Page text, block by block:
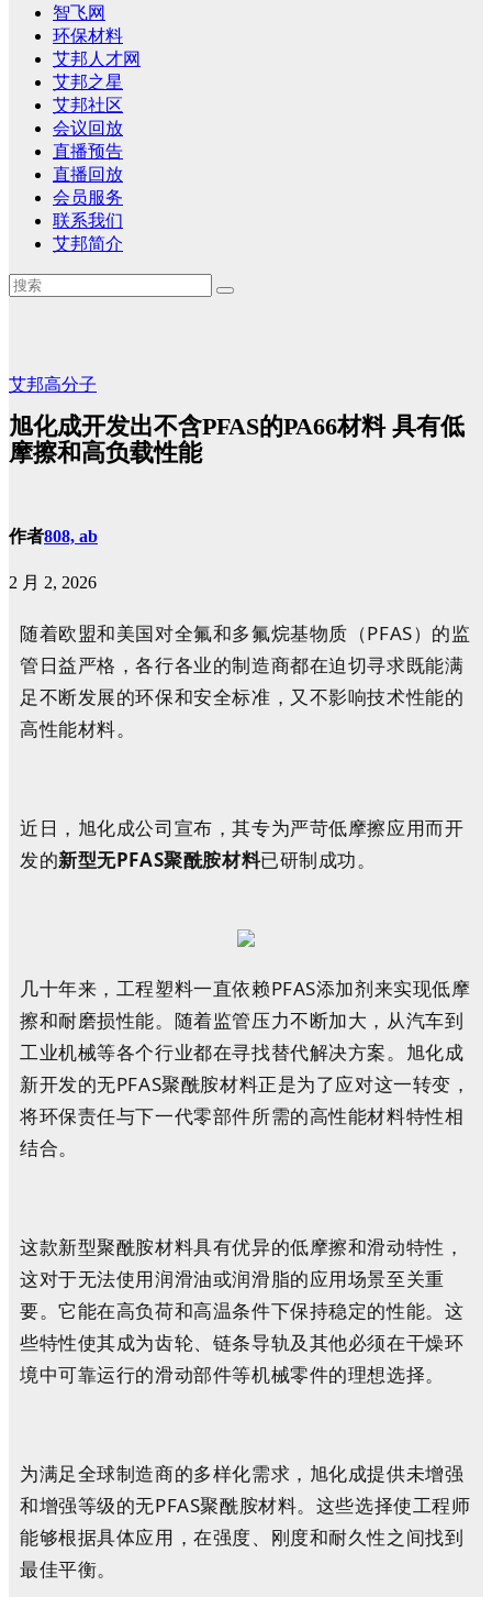
智飞网
环保材料
艾邦人才网
艾邦之星
艾邦社区
会议回放
直播预告
直播回放
会员服务
联系我们
艾邦简介
艾邦高分子
旭化成开发出不含PFAS的PA66材料 具有低
摩擦和高负载性能
作者808, ab
2 月 2, 2026
随着欧盟和美国对全氟和多氟烷基物质（PFAS）的监
管日益严格，各行各业的制造商都在迫切寻求既能满
足不断发展的环保和安全标准，又不影响技术性能的
高性能材料。
近日，旭化成公司宣布，其专为严苛低摩擦应用而开
发的新型无PFAS聚酰胺材料已研制成功。
几十年来，工程塑料一直依赖PFAS添加剂来实现低摩
擦和耐磨损性能。随着监管压力不断加大，从汽车到
工业机械等各个行业都在寻找替代解决方案。旭化成
新开发的无PFAS聚酰胺材料正是为了应对这一转变，
将环保责任与下一代零部件所需的高性能材料特性相
结合。
这款新型聚酰胺材料具有优异的低摩擦和滑动特性，
这对于无法使用润滑油或润滑脂的应用场景至关重
要。它能在高负荷和高温条件下保持稳定的性能。这
些特性使其成为齿轮、链条导轨及其他必须在干燥环
境中可靠运行的滑动部件等机械零件的理想选择。
为满足全球制造商的多样化需求，旭化成提供未增强
和增强等级的无PFAS聚酰胺材料。这些选择使工程师
能够根据具体应用，在强度、刚度和耐久性之间找到
最佳平衡。